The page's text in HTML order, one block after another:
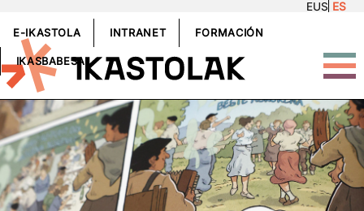
EUS ES
GOIBURUKOMENUA
E-IKASTOLA INTRANET FORMACIÓN
IKASBABESA